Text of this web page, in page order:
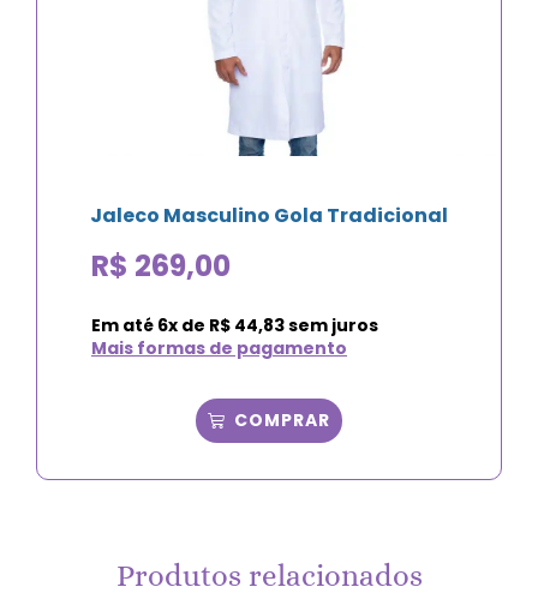
Jaleco Masculino Gola Tradicional
R$ 269,00
Em até 6x de R$ 44,83sem juros
Mais formas de pagamento
COMPRAR
Produtos relacionados